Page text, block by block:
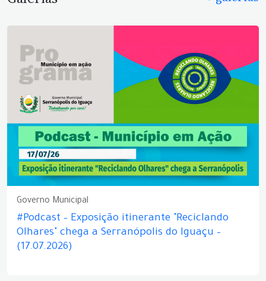
Governo Municipal
#Podcast – Exposição itinerante "Reciclando
Olhares" chega a Serranópolis do Iguaçu –
(17.07.2026)